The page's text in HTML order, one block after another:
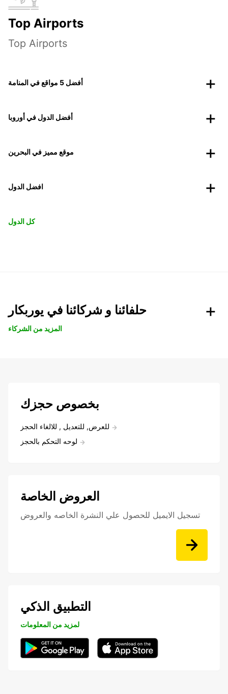
Top Airports
Top Airports
أفضل 5 مواقع في المنامة
أفضل الدول في أوروبا
موقع مميز في البحرين
افضل الدول
كل الدول
حلفائنا و شركائنا في يوربكار
المزيد من الشركاء
بخصوص حجزك
للعرض, للتعديل , للالغاء الحجز
لوحه التحكم بالحجز
العروض الخاصة
تسجيل الايميل للحصول علي النشرة الخاصه والعروض
التطبيق الذكي
لمزيد من المعلومات